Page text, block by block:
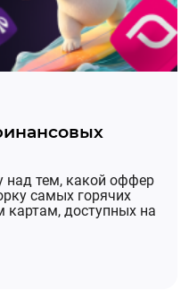
над тем, какой оффер
самых горячих
доступных на